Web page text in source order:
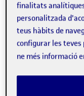
Semestre 20212 -
Quique
Publicat per
Quique López
Data
finalitats
personalitzada
teus hàbits de
configurar les
ne més informació